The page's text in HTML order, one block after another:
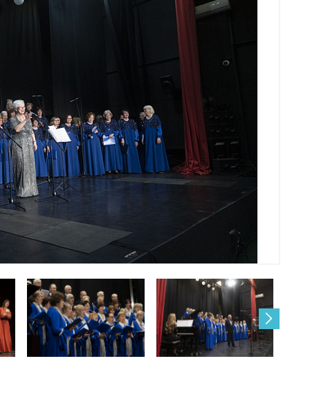
с 11:00 до 19:00 в кабинете 104 (ул.
д. 61